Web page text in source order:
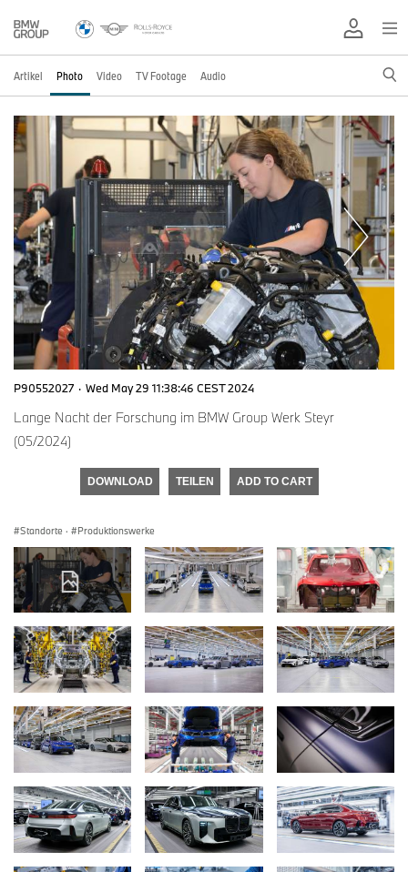
Artikel Photo Video TV Footage Audio
P90552027 · Wed May 29 11:38:46 CEST 2024
Lange Nacht der Forschung im BMW Group Werk Steyr
(05/2024)
DOWNLOAD TEILEN ADD TO CART
Standorte · Produktionswerke